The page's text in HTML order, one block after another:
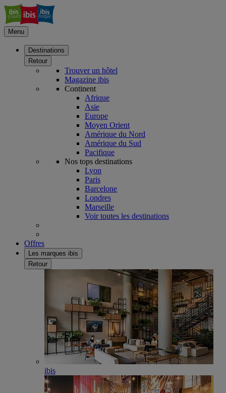
Menu
Destinations
Retour
Trouver un hôtel
Magazine ibis
Continent
Afrique
Asie
Europe
Moyen Orient
Amérique du Nord
Amérique du Sud
Pacifique
Nos tops destinations
Lyon
Paris
Barcelone
Londres
Marseille
Voir toutes les destinations
Offres
Les marques ibis
Retour
ibis